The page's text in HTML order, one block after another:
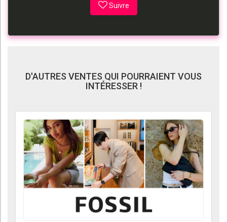
Suivre
D'AUTRES VENTES QUI POURRAIENT VOUS
INTÉRESSER !